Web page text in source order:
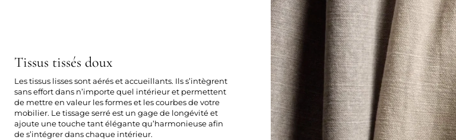
Tissus tissés doux
Les tissus lisses sont aérés et accueillants. Ils s’intègrent
sans effort dans n’importe quel intérieur et permettent
de mettre en valeur les formes et les courbes de votre
mobilier. Le tissage serré est un gage de longévité et
ajoute une touche tant élégante qu’harmonieuse afin
de s’intégrer dans chaque intérieur.